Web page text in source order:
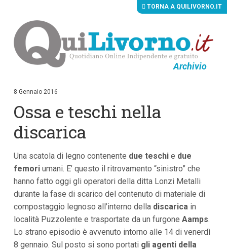
Archivio
i
c
n
n
u
i
p
i
n
i
p
TORNA A QUILIVORNO.IT
8 Gennaio 2016
Ossa e teschi nella
discarica
Una scatola di legno contenente due teschie due
femoriumani. E’ questo il ritrovamento “sinistro” che
hanno fatto oggi gli operatori della ditta Lonzi Metalli
durante la fase di scarico del contenuto di materiale di
compostaggio legnoso all’interno della discaricain
località Puzzolente e trasportate da un furgone Aamps.
Lo strano episodio è avvenuto intorno alle 14 di venerdì
8 gennaio. Sul posto si sono portati gli agenti della